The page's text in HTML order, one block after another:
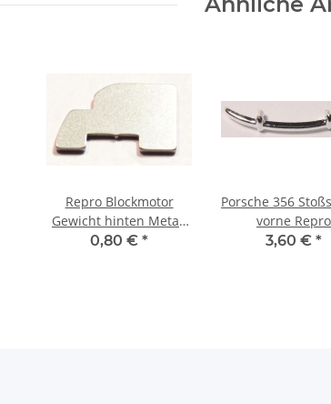
Repro Blockmotor
Gewicht hinten Metall
1mm
0,80 € *
Porsche 356
vorne Repro
3,60 € *